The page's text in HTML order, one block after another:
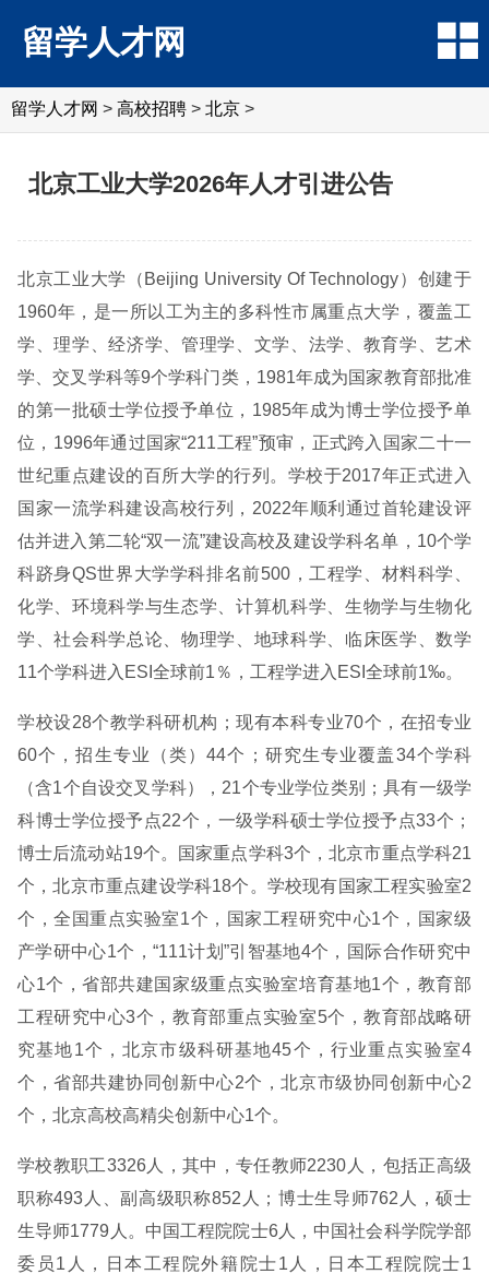
留学人才网
留学人才网 > 高校招聘 > 北京 >
北京工业大学2026年人才引进公告
北京工业大学（Beijing University Of Technology）创建于
1960年，是一所以工为主的多科性市属重点大学，覆盖工
学、理学、经济学、管理学、文学、法学、教育学、艺术
学、交叉学科等9个学科门类，1981年成为国家教育部批准
的第一批硕士学位授予单位，1985年成为博士学位授予单
位，1996年通过国家“211工程”预审，正式跨入国家二十一
世纪重点建设的百所大学的行列。学校于2017年正式进入
国家一流学科建设高校行列，2022年顺利通过首轮建设评
估并进入第二轮“双一流”建设高校及建设学科名单，10个学
科跻身QS世界大学学科排名前500，工程学、材料科学、
化学、环境科学与生态学、计算机科学、生物学与生物化
学、社会科学总论、物理学、地球科学、临床医学、数学
11个学科进入ESI全球前1％，工程学进入ESI全球前1‰。
学校设28个教学科研机构；现有本科专业70个，在招专业
60个，招生专业（类）44个；研究生专业覆盖34个学科
（含1个自设交叉学科），21个专业学位类别；具有一级学
科博士学位授予点22个，一级学科硕士学位授予点33个；
博士后流动站19个。国家重点学科3个，北京市重点学科21
个，北京市重点建设学科18个。学校现有国家工程实验室2
个，全国重点实验室1个，国家工程研究中心1个，国家级
产学研中心1个，“111计划”引智基地4个，国际合作研究中
心1个，省部共建国家级重点实验室培育基地1个，教育部
工程研究中心3个，教育部重点实验室5个，教育部战略研
究基地1个，北京市级科研基地45个，行业重点实验室4
个，省部共建协同创新中心2个，北京市级协同创新中心2
个，北京高校高精尖创新中心1个。
学校教职工3326人，其中，专任教师2230人，包括正高级
职称493人、副高级职称852人；博士生导师762人，硕士
生导师1779人。中国工程院院士6人，中国社会科学院学部
委员1人，日本工程院外籍院士1人，日本工程院院士1